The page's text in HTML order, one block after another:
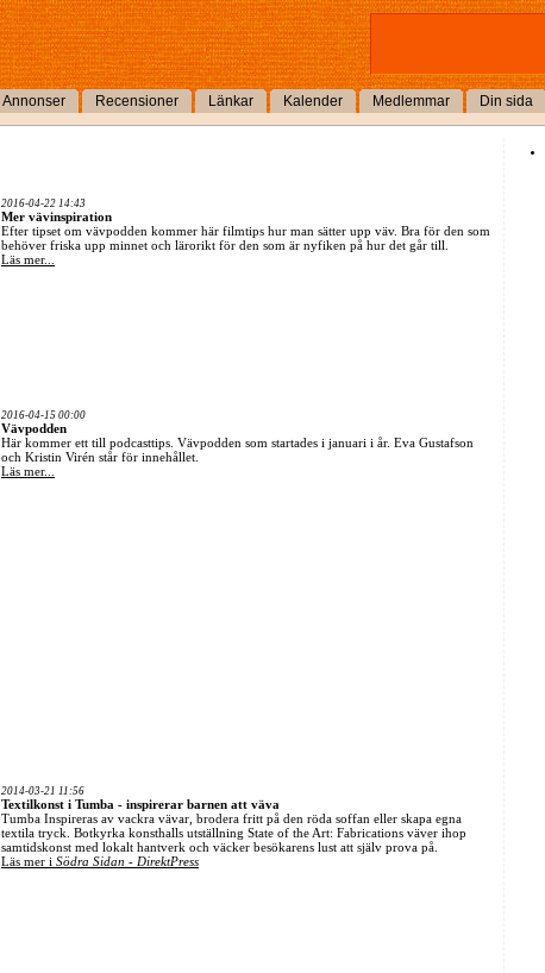
Annonser Recensioner Länkar Kalender Medlemmar Din sida
2016-04-22 14:43
Mer vävinspiration
Efter tipset om vävpodden kommer här filmtips hur man sätter upp väv. Bra för den som
behöver friska upp minnet och lärorikt för den som är nyfiken på hur det går till.
Läs mer...
2016-04-15 00:00
Vävpodden
Här kommer ett till podcasttips. Vävpodden som startades i januari i år. Eva Gustafson
och Kristin Virén står för innehållet.
Läs mer...
2014-03-21 11:56
Textilkonst i Tumba - inspirerar barnen att väva
Tumba Inspireras av vackra vävar, brodera fritt på den röda soffan eller skapa egna
textila tryck. Botkyrka konsthalls utställning State of the Art: Fabrications väver ihop
samtidskonst med lokalt hantverk och väcker besökarens lust att själv prova på.
Läs mer i Södra Sidan - DirektPress